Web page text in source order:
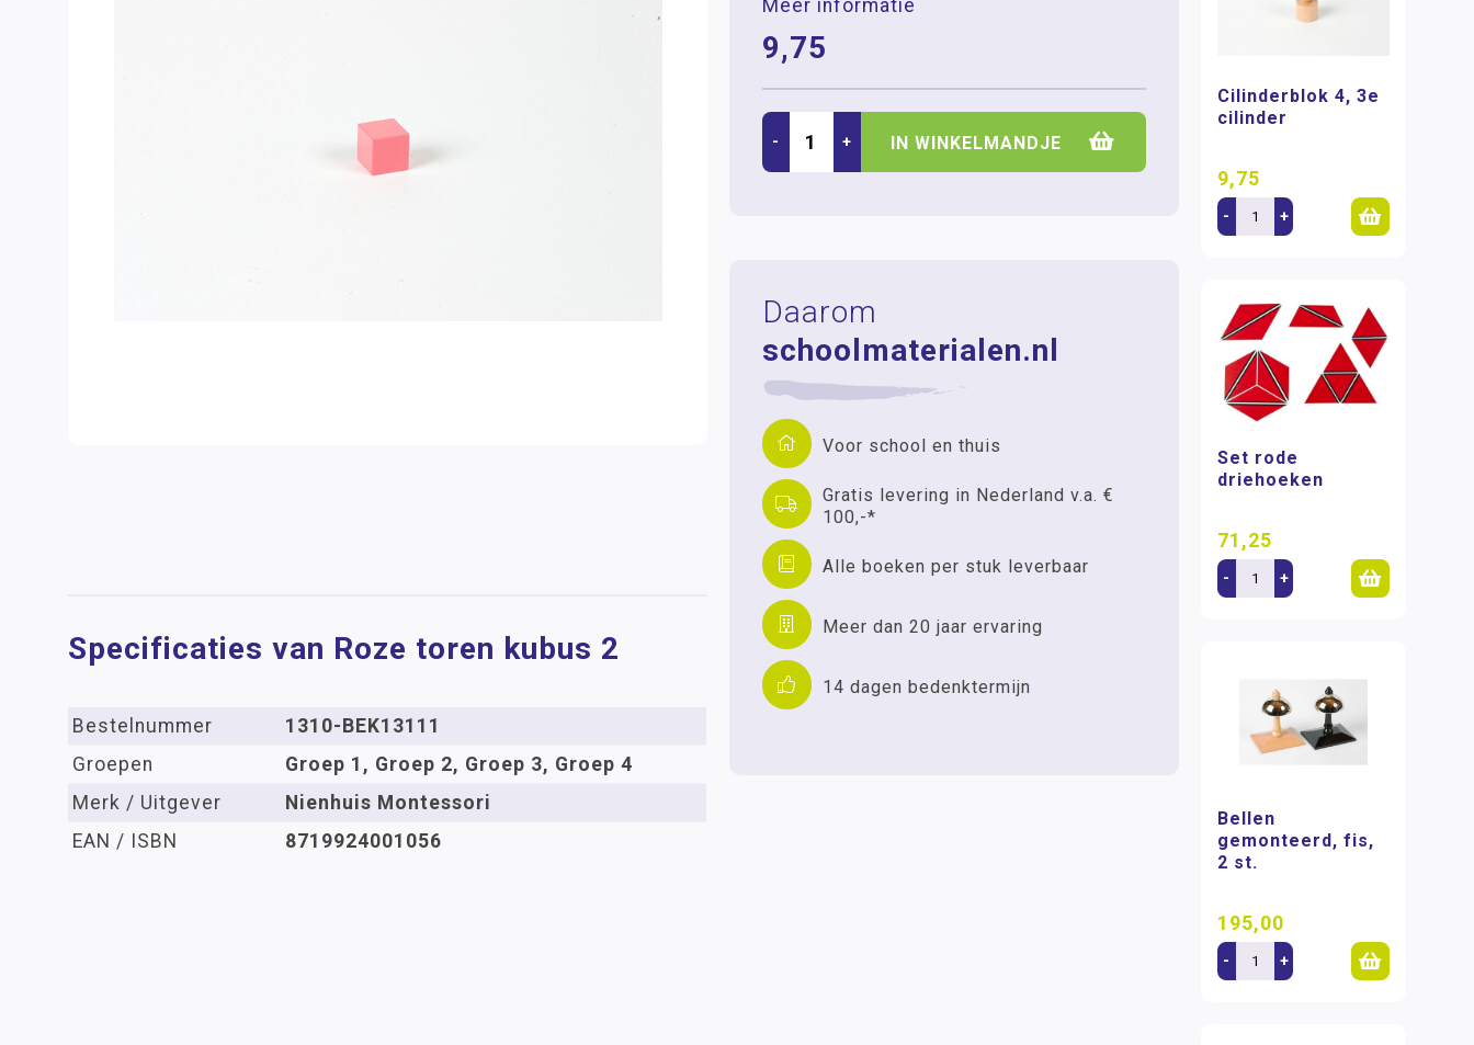
Meer informatie
9,75
- + IN WINKELMANDJE
Daarom
schoolmaterialen.nl
Voor school en thuis
Gratis levering in Nederland v.a. €
100,-*
Alle boeken per stuk leverbaar
Meer dan 20 jaar ervaring
14 dagen bedenktermijn
Specificaties van Roze toren kubus 2
Bestelnummer
1310-BEK13111
Groepen
Groep 1, Groep 2, Groep 3, Groep 4
Merk / Uitgever
Nienhuis Montessori
EAN / ISBN
8719924001056
Cilinderblok 4, 3e
cilinder
9,75
- +
Set rode
driehoeken
71,25
- +
Bellen
gemonteerd, fis,
2 st.
195,00
- +